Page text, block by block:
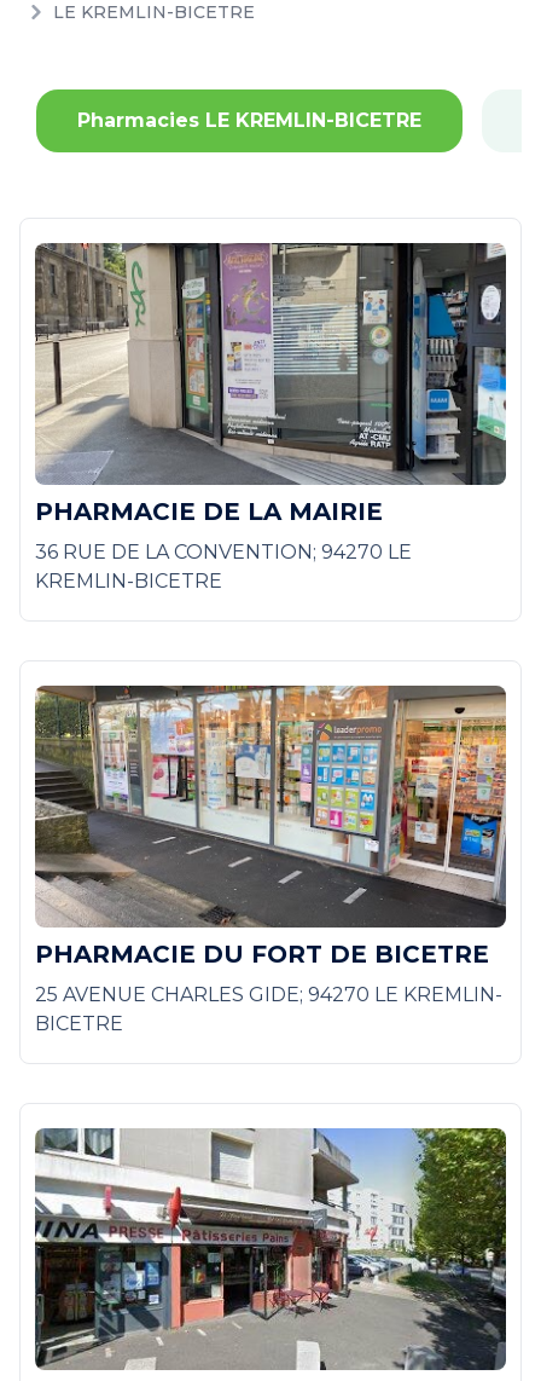
LE KREMLIN-BICETRE
Pharmacies LE KREMLIN-BICETRE
PHARMACIE DE LA MAIRIE
36 RUE DE LA CONVENTION; 94270 LE
KREMLIN-BICETRE
PHARMACIE DU FORT DE BICETRE
25 AVENUE CHARLES GIDE; 94270 LE KREMLIN-
BICETRE